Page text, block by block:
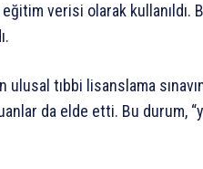
verisi olarak
ulusal tıbbi lisanslama
da elde etti. Bu durum,